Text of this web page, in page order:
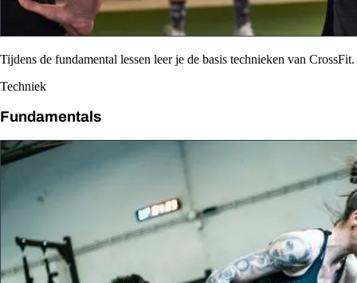
Tijdens de fundamental lessen leer je de basis technieken van CrossFit.
Techniek
Fundamentals